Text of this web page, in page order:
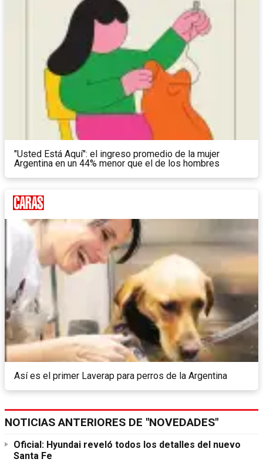
"Usted Está Aquí": el ingreso promedio de la mujer
Argentina en un 44% menor que el de los hombres
Así es el primer Laverap para perros de la Argentina
NOTICIAS ANTERIORES DE "NOVEDADES"
Oficial: Hyundai reveló todos los detalles del nuevo
Santa Fe